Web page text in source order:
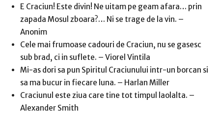
E Craciun! Este divin! Ne uitam pe geam afara… prin
zapada Mosul zboara?… Ni se trage de la vin. –
Anonim
Cele mai frumoase cadouri de Craciun, nu se gasesc
sub brad, ci in suflete. – Viorel Vintila
Mi-as dori sa pun Spiritul Craciunului intr-un borcan si
sa ma bucur in fiecare luna. – Harlan Miller
Craciunul este ziua care tine tot timpul laolalta. –
Alexander Smith